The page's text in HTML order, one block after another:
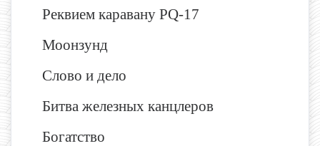
Реквием каравану PQ-17
Моонзунд
Слово и дело
Битва железных канцлеров
Богатство